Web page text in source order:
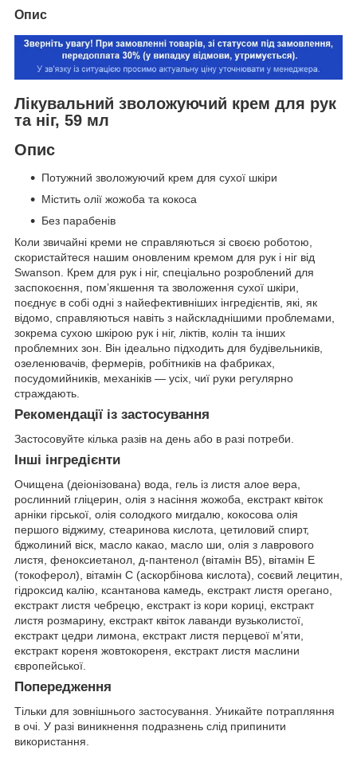
Опис
Лікувальний зволожуючий крем для рук
та ніг, 59 мл
Опис
Потужний зволожуючий крем для сухої шкіри
Містить олії жожоба та кокоса
Без парабенів
Коли звичайні креми не справляються зі своєю роботою,
скористайтеся нашим оновленим кремом для рук і ніг від
Swanson. Крем для рук і ніг, спеціально розроблений для
заспокоєння, пом’якшення та зволоження сухої шкіри,
поєднує в собі одні з найефективніших інгредієнтів, які, як
відомо, справляються навіть з найскладнішими проблемами,
зокрема сухою шкірою рук і ніг, ліктів, колін та інших
проблемних зон. Він ідеально підходить для будівельників,
озеленювачів, фермерів, робітників на фабриках,
посудомийників, механіків — усіх, чиї руки регулярно
страждають.
Рекомендації із застосування
Застосовуйте кілька разів на день або в разі потреби.
Інші інгредієнти
Очищена (деіонізована) вода, гель із листя алое вера,
рослинний гліцерин, олія з насіння жожоба, екстракт квіток
арніки гірської, олія солодкого мигдалю, кокосова олія
першого віджиму, стеаринова кислота, цетиловий спирт,
бджолиний віск, масло какао, масло ши, олія з лаврового
листя, феноксиетанол, д-пантенол (вітамін B5), вітамін E
(токоферол), вітамін C (аскорбінова кислота), соєвий лецитин,
гідроксид калію, ксантанова камедь, екстракт листя орегано,
екстракт листя чебрецю, екстракт із кори кориці, екстракт
листя розмарину, екстракт квіток лаванди вузьколистої,
екстракт цедри лимона, екстракт листя перцевої м’яти,
екстракт кореня жовтокореня, екстракт листя маслини
європейської.
Попередження
Тільки для зовнішнього застосування. Уникайте потрапляння
в очі. У разі виникнення подразнень слід припинити
використання.